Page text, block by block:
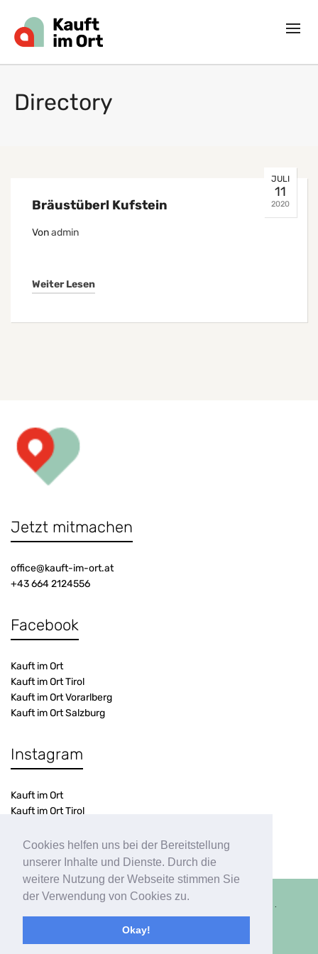
Cookies helfen uns bei der Bereitstellung
unserer Inhalte und Dienste. Durch die
weitere Nutzung der Webseite stimmen Sie
der Verwendung von Cookies zu.
Okay!
Directory
JULI
11
2020
Bräustüberl Kufstein
Vonadmin
Weiter Lesen
Jetzt mitmachen
office@kauft-im-ort.at
+43 664 2124556
Facebook
Kauft im Ort
Kauft im Ort Tirol
Kauft im Ort Vorarlberg
Kauft im Ort Salzburg
Instagram
Kauft im Ort
Kauft im Ort Tirol
Kauft im Ort Salzburg
∙
Datenschutz